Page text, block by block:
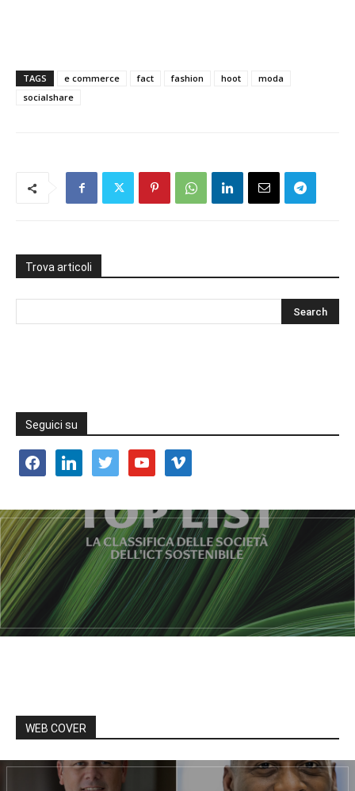
TAGS e commerce fact fashion hoot
moda
socialshare
Trova articoli
Seguici su
facebooklinkedin twitter youtube vimeo
WEB COVER